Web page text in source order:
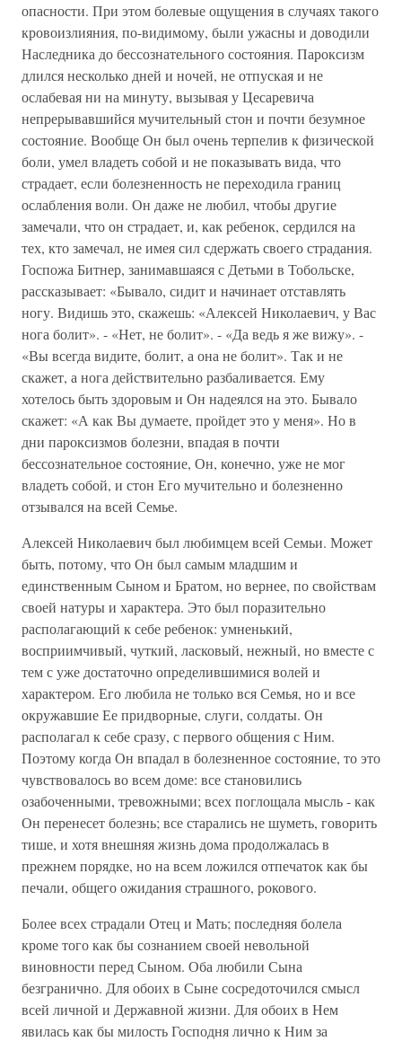
опасности. При этом болевые ощущения в случаях такого
кровоизлияния, по-видимому, были ужасны и доводили
Наследника до бессознательного состояния. Пароксизм
длился несколько дней и ночей, не отпуская и не
ослабевая ни на минуту, вызывая у Цесаревича
непрерывавшийся мучительный стон и почти безумное
состояние. Вообще Он был очень терпелив к физической
боли, умел владеть собой и не показывать вида, что
страдает, если болезненность не переходила границ
ослабления воли. Он даже не любил, чтобы другие
замечали, что он страдает, и, как ребенок, сердился на
тех, кто замечал, не имея сил сдержать своего страдания.
Госпожа Битнер, занимавшаяся с Детьми в Тобольске,
рассказывает: «Бывало, сидит и начинает отставлять
ногу. Видишь это, скажешь: «Алексей Николаевич, у Вас
нога болит». - «Нет, не болит». - «Да ведь я же вижу». -
«Вы всегда видите, болит, а она не болит». Так и не
скажет, а нога действительно разбаливается. Ему
хотелось быть здоровым и Он надеялся на это. Бывало
скажет: «А как Вы думаете, пройдет это у меня». Но в
дни пароксизмов болезни, впадая в почти
бессознательное состояние, Он, конечно, уже не мог
владеть собой, и стон Его мучительно и болезненно
отзывался на всей Семье.
Алексей Николаевич был любимцем всей Семьи. Может
быть, потому, что Он был самым младшим и
единственным Сыном и Братом, но вернее, по свойствам
своей натуры и характера. Это был поразительно
располагающий к себе ребенок: умненький,
восприимчивый, чуткий, ласковый, нежный, но вместе с
тем с уже достаточно определившимися волей и
характером. Его любила не только вся Семья, но и все
окружавшие Ее придворные, слуги, солдаты. Он
располагал к себе сразу, с первого общения с Ним.
Поэтому когда Он впадал в болезненное состояние, то это
чувствовалось во всем доме: все становились
озабоченными, тревожными; всех поглощала мысль - как
Он перенесет болезнь; все старались не шуметь, говорить
тише, и хотя внешняя жизнь дома продолжалась в
прежнем порядке, но на всем ложился отпечаток как бы
печали, общего ожидания страшного, рокового.
Более всех страдали Отец и Мать; последняя болела
кроме того как бы сознанием своей невольной
виновности перед Сыном. Оба любили Сына
безгранично. Для обоих в Сыне сосредоточился смысл
всей личной и Державной жизни. Для обоих в Нем
явилась как бы милость Господня лично к Ним за